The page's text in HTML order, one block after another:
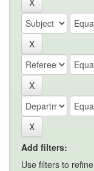
Add filters:
Use filters to